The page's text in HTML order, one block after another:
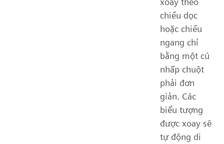
chiều dọc
hoặc chiều
ngang chỉ
bằng một cú
nhấp chuột
phải đơn
giản. Các
biểu tượng
được xoay sẽ
tự động di